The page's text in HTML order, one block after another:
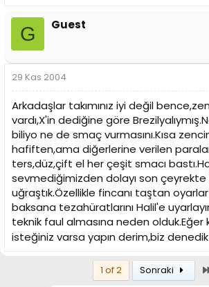
G Guest
29 Kas 2004
Arkadaşlar takımınız iyi değil
vardı,X'in dediğine göre
biliyo ne de smaç vurmasını.Kısa
hafiften,ama diğerlerine verilen
ters,düz,çift el her çeşit smacı
sevmediğimizden dolayı son
uğraştık.Özellikle fincanı taştan
baksana tezahüratlarını Halil'e
teknik faul almasına neden olduk.Eğer
isteğiniz varsa yapın derim,biz denedik
1 of 2 Sonraki